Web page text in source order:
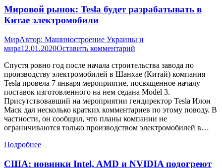
Мировой рынок: Tesla будет разрабатывать в
Китае электромобили
МирАвтор: Машиностроение Украины и
мира12.01.2020Оставить комментарий
Спустя ровно год после начала строительства завода по
производству электромобилей в Шанхае (Китай) компания
Tesla провела 7 января мероприятие, посвященное началу
поставок изготовленного на нем седана Model 3.
Присутствовавший на мероприятии гендиректор Tesla Илон
Маск дал несколько кратких комментариев по этому поводу. В
частности, он сообщил, что планы компании не
ограничиваются только производством электромобилей в…
Подробнее
США: новинки Intel, AMD и NVIDIA подогреют